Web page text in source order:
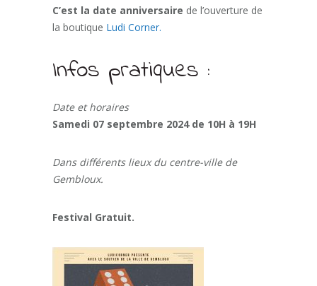
C’est la date anniversaire de l’ouverture de
la boutique Ludi Corner.
Infos pratiques :
Date et horaires
Samedi 07 septembre 2024 de 10H à 19H
Dans différents lieux du centre-ville de
Gembloux.
Festival Gratuit.